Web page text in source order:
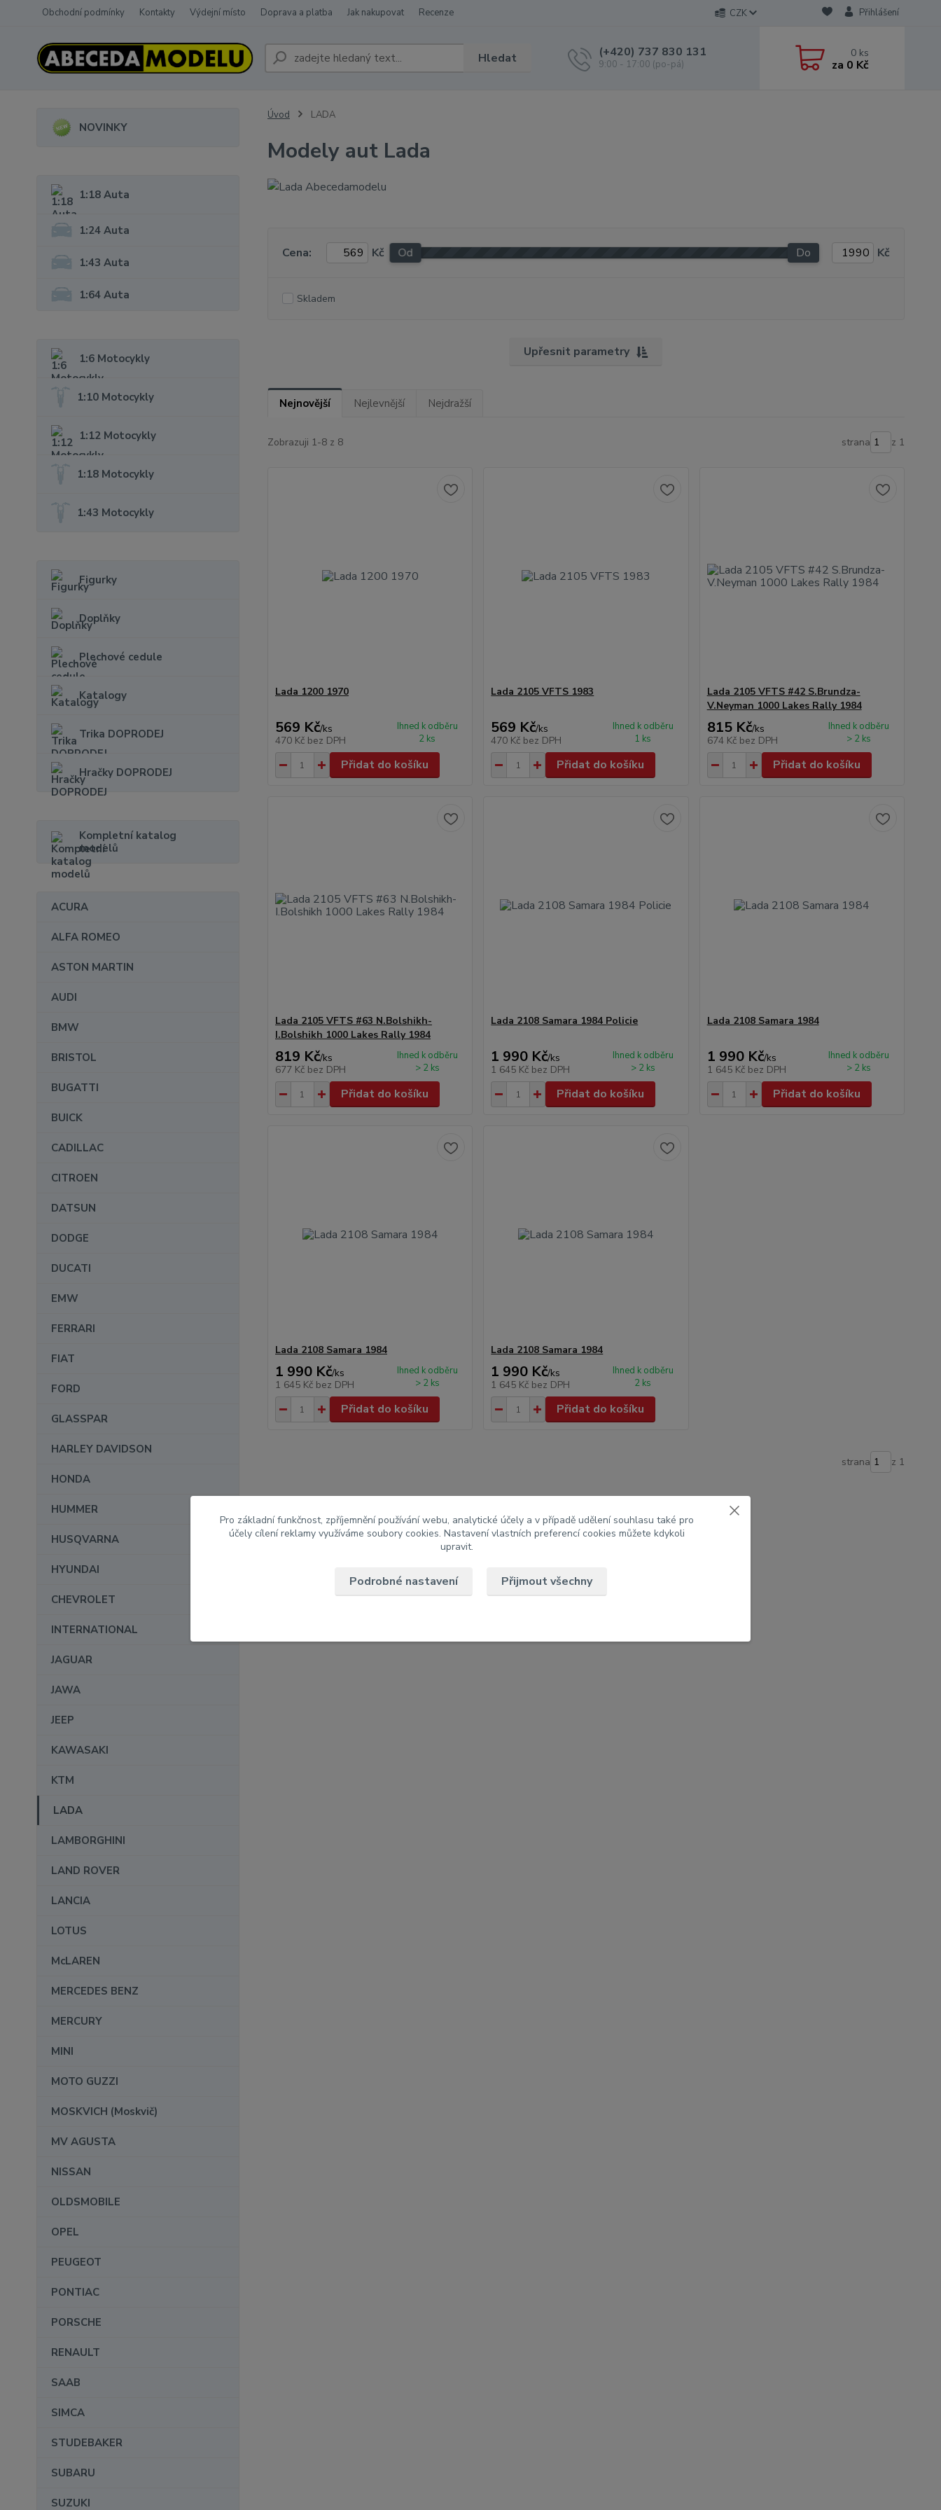
Obchodní podmínky Kontakty Výdejní místo Doprava a platba Jak nakupovat Recenze CZK Přihlášení
Hledat (+420) 737 830 131
9:00 - 17:00 (po-pá)
0 ks
za 0 Kč
NOVINKY
1:18 Auta
1:24 Auta
1:43 Auta
1:64 Auta
1:6 Motocykly
1:10 Motocykly
1:12 Motocykly
1:18 Motocykly
1:43 Motocykly
Figurky
Doplňky
Plechové cedule
Katalogy
Trika DOPRODEJ
Hračky DOPRODEJ
Kompletní katalog
modelů
ACURA
ALFA ROMEO
ASTON MARTIN
AUDI
BMW
BRISTOL
BUGATTI
BUICK
CADILLAC
CITROEN
DATSUN
DODGE
DUCATI
EMW
FERRARI
FIAT
FORD
GLASSPAR
HARLEY DAVIDSON
HONDA
HUMMER
HUSQVARNA
HYUNDAI
CHEVROLET
INTERNATIONAL
JAGUAR
JAWA
JEEP
KAWASAKI
KTM
LADA
LAMBORGHINI
LAND ROVER
LANCIA
LOTUS
McLAREN
MERCEDES BENZ
MERCURY
MINI
MOTO GUZZI
MOSKVICH (Moskvič)
MV AGUSTA
NISSAN
OLDSMOBILE
OPEL
PEUGEOT
PONTIAC
PORSCHE
RENAULT
SAAB
SIMCA
STUDEBAKER
SUBARU
SUZUKI
Úvod LADA
Modely aut Lada
Upřesnit parametry
Cena: Kč Od Do Kč
Skladem
Nejnovější Nejlevnější Nejdražší
Zobrazuji 1-8 z 8 strana z 1
Lada 1200 1970
569 Kč/ks
470 Kč bez DPH
Ihned k odběru
2 ks
Přidat do košíku
Lada 2105 VFTS 1983
569 Kč/ks
470 Kč bez DPH
Ihned k odběru
1 ks
Přidat do košíku
Lada 2105 VFTS #42 S.Brundza-
V.Neyman 1000 Lakes Rally 1984
815 Kč/ks
674 Kč bez DPH
Ihned k odběru
> 2 ks
Přidat do košíku
Lada 2105 VFTS #63 N.Bolshikh-
I.Bolshikh 1000 Lakes Rally 1984
819 Kč/ks
677 Kč bez DPH
Ihned k odběru
> 2 ks
Přidat do košíku
Lada 2108 Samara 1984 Policie
1 990 Kč/ks
1 645 Kč bez DPH
Ihned k odběru
> 2 ks
Přidat do košíku
Lada 2108 Samara 1984
1 990 Kč/ks
1 645 Kč bez DPH
Ihned k odběru
> 2 ks
Přidat do košíku
Lada 2108 Samara 1984
1 990 Kč/ks
1 645 Kč bez DPH
Ihned k odběru
> 2 ks
Přidat do košíku
Lada 2108 Samara 1984
1 990 Kč/ks
1 645 Kč bez DPH
Ihned k odběru
2 ks
Přidat do košíku
strana z 1
Pro základní funkčnost, zpříjemnění používání webu, analytické účely a v případě udělení souhlasu také pro
účely cílení reklamy využíváme soubory cookies. Nastavení vlastních preferencí cookies můžete kdykoli
upravit.
Podrobné nastavení Přijmout všechny